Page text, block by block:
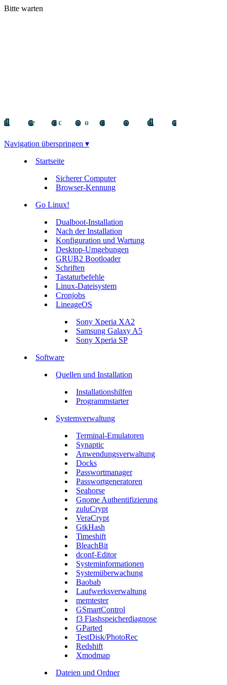
Bitte warten
decocode
decocode
deco
Navigation überspringen ▾
Startseite
Sicherer Computer
Browser-Kennung
Go Linux!
Dualboot-Installation
Nach der Installation
Konfiguration und Wartung
Desktop-Umgebungen
GRUB2 Bootloader
Schriften
Tastaturbefehle
Linux-Dateisystem
Cronjobs
LineageOS
Sony Xperia XA2
Samsung Galaxy A5
Sony Xperia SP
Software
Quellen und Installation
Installationshilfen
Programmstarter
Systemverwaltung
Terminal-Emulatoren
Synaptic
Anwendungsverwaltung
Docks
Passwortmanager
Passwortgeneratoren
Seahorse
Gnome Authentifizierung
zuluCrypt
VeraCrypt
GtkHash
Timeshift
BleachBit
dconf-Editor
Systeminformationen
Systemüberwachung
Baobab
Laufwerksverwaltung
memtester
GSmartControl
f3 Flashspeicherdiagnose
GParted
TestDisk/PhotoRec
Redshift
Xmodmap
Dateien und Ordner